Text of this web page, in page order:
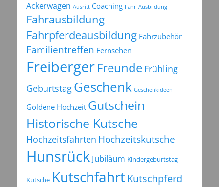
Ackerwagen Ausritt Coaching Fahr-Ausbildung
Fahrausbildung
Fahrpferdeausbildung Fahrzubehör
Familientreffen Fernsehen
FreibergerFreunde Frühling
Geburtstag Geschenk Geschenkideen
Goldene Hochzeit Gutschein
Historische Kutsche
Hochzeitsfahrten Hochzeitskutsche
Hunsrück Jubiläum Kindergeburtstag
Kutsche Kutschfahrt Kutschpferd